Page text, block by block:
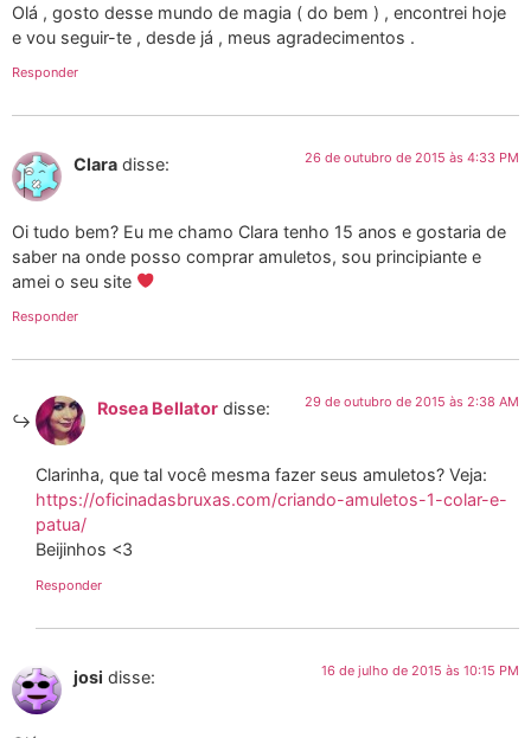
Olá , gosto desse mundo de magia ( do bem ) , encontrei hoje
e vou seguir-te , desde já , meus agradecimentos .
Responder
Clara disse: 26 de outubro de 2015 às 4:33 PM
Oi tudo bem? Eu me chamo Clara tenho 15 anos e gostaria de
saber na onde posso comprar amuletos, sou principiante e
amei o seu site
Responder
Rosea Bellator disse: 29 de outubro de 2015 às 2:38 AM
Clarinha, que tal você mesma fazer seus amuletos? Veja:
https://oficinadasbruxas.com/criando-amuletos-1-colar-e-
patua/
Beijinhos <3
Responder
josi disse: 16 de julho de 2015 às 10:15 PM